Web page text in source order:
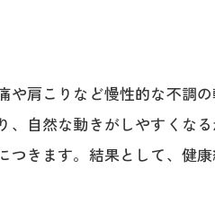
なる腰痛ケアの特徴を解説
たい日常の腰痛ケア習慣
自律神経症状に特化～
肩こりなど慢性的な不調
自然な動きがしやすくな
きます。結果として、健